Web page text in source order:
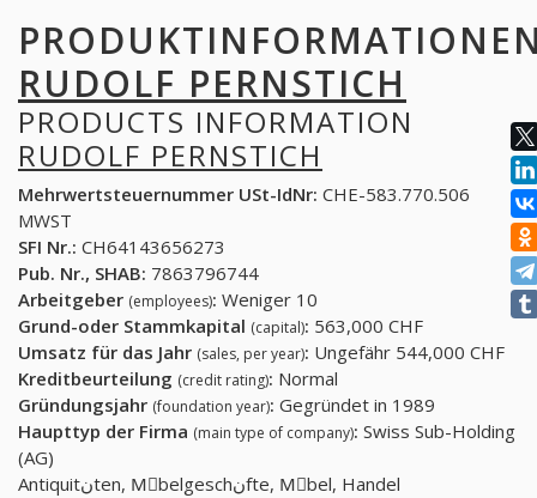
RUDOLF PERNSTICH
PRODUCTS INFORMATION
RUDOLF PERNSTICH
Mehrwertsteuernummer USt-IdNr: CHE-583.770.506
MWST
SFI Nr.: CH64143656273
Pub. Nr., SHAB: 7863796744
Arbeitgeber (employees): Weniger 10
Grund-oder Stammkapital (capital): 563,000 CHF
Umsatz für das Jahr (sales, per year): Ungefähr 544,000 CHF
Kreditbeurteilung (credit rating): Normal
Gründungsjahr (foundation year): Gegründet in 1989
Haupttyp der Firma (main type of company): Swiss Sub-Holding
(AG)
Antiquitنten, Mِbelgeschنfte, Mِbel, Handel